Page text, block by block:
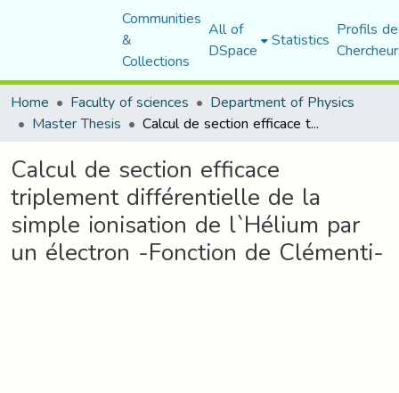
Communities
&
Collections
All of
DSpace Statistics Profils
Home
Faculty of sciences Department of Physics
Master Thesis Calcul de section efficace triplement différentielle de la simple ionisation de l`Hélium par un électron -Fonction de Clémenti-
Calcul de section efficace
triplement différentielle de la
simple ionisation de l`Hélium par
un électron -Fonction de Clémenti-